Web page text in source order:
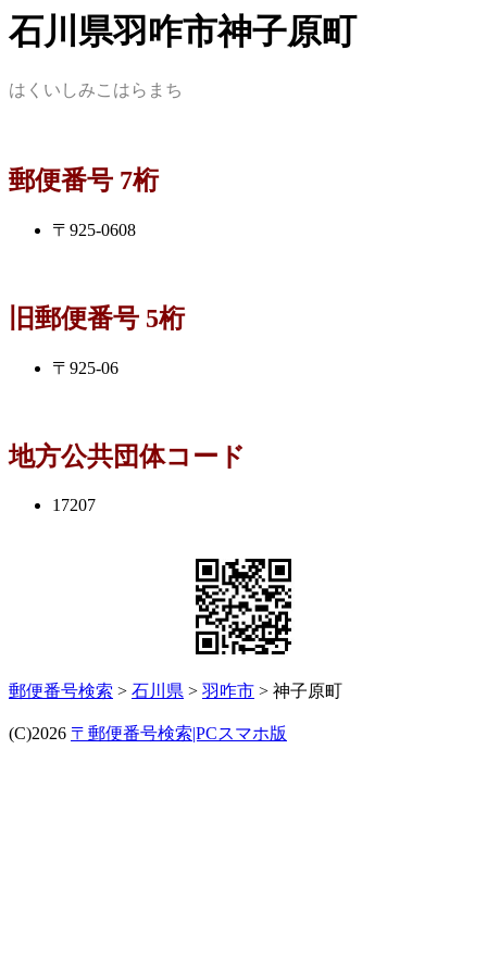
石川県羽咋市神子原町
はくいしみこはらまち
郵便番号 7桁
〒925-0608
旧郵便番号 5桁
〒925-06
地方公共団体コード
17207
郵便番号検索 > 石川県 > 羽咋市 > 神子原町
(C)2026 〒郵便番号検索|PCスマホ版